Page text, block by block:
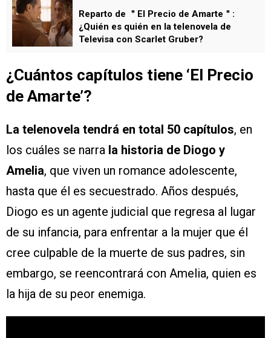
Reparto de ＂El Precio de Amarte＂:
¿Quién es quién en la telenovela de
Televisa con Scarlet Gruber?
¿Cuántos capítulos tiene ‘El Precio
de Amarte’?
La telenovela tendrá en total 50 capítulos, en
los cuáles se narra la historia de Diogo y
Amelia, que viven un romance adolescente,
hasta que él es secuestrado. Años después,
Diogo es un agente judicial que regresa al lugar
de su infancia, para enfrentar a la mujer que él
cree culpable de la muerte de sus padres, sin
embargo, se reencontrará con Amelia, quien es
la hija de su peor enemiga.